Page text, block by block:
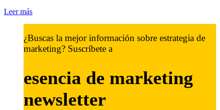
Leer más
¿Buscas la mejor información sobre estrategia de
marketing? Suscríbete a
esencia de marketing
newsletter